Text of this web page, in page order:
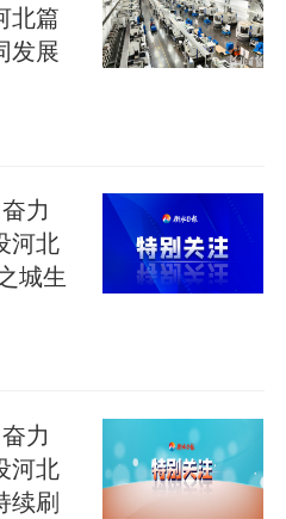
载，交通互联互通不
启动区核心位置，雄
生动缩影。
朝天的施工景象扑面
北篇
发展
力
河北
城生
力
河北
续刷